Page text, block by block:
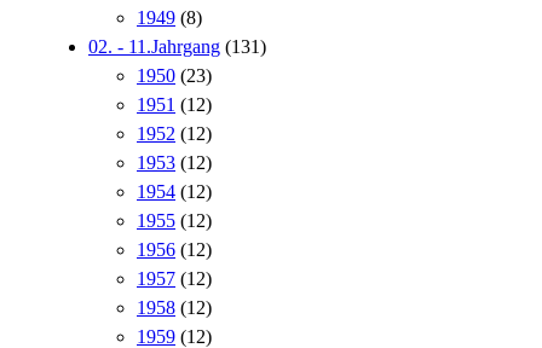
1949 (8)
02. - 11.Jahrgang (131)
1950 (23)
1951 (12)
1952 (12)
1953 (12)
1954 (12)
1955 (12)
1956 (12)
1957 (12)
1958 (12)
1959 (12)